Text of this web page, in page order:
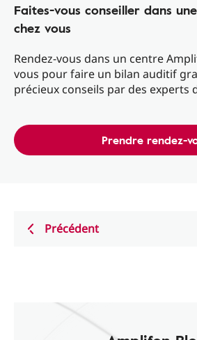
Faites-vous conseiller dans
chez vous
Rendez-vous dans un centre
vous pour faire un bilan auditif
précieux conseils par des experts
Prendre rendez-
Précédent